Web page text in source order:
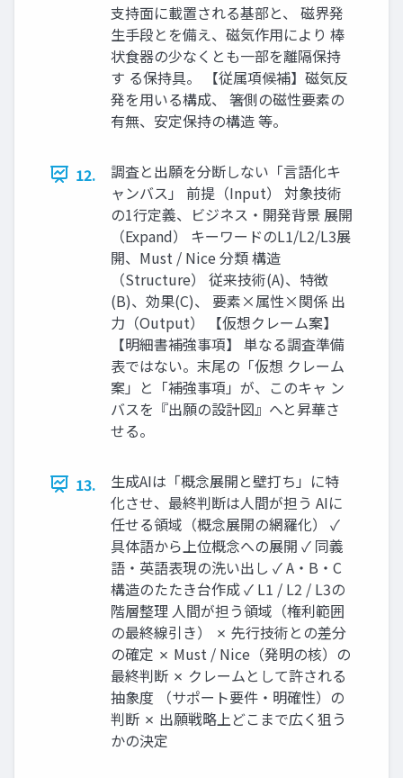
支持面に載置される基部と、 磁界発
生手段とを備え、磁気作用により 棒
状食器の少なくとも一部を離隔保持
す る保持具。 【従属項候補】磁気反
発を用いる構成、 箸側の磁性要素の
有無、安定保持の構造 等。
12.
調査と出願を分断しない「言語化キ
ャンバス」 前提（Input） 対象技術
の1行定義、ビジネス・開発背景 展開
（Expand） キーワードのL1/L2/L3展
開、Must / Nice 分類 構造
（Structure） 従来技術(A)、特徴
(B)、効果(C)、 要素×属性×関係 出
力（Output） 【仮想クレーム案】
【明細書補強事項】 単なる調査準備
表ではない。末尾の「仮想 クレーム
案」と「補強事項」が、このキャ ン
バスを『出願の設計図』へと昇華さ
せる。
13.
生成AIは「概念展開と壁打ち」に特
化させ、最終判断は人間が担う AIに
任せる領域（概念展開の網羅化） ✓
具体語から上位概念への展開 ✓ 同義
語・英語表現の洗い出し ✓ A・B・C
構造のたたき台作成 ✓ L1 / L2 / L3の
階層整理 人間が担う領域（権利範囲
の最終線引き） ✗ 先行技術との差分
の確定 ✗ Must / Nice（発明の核）の
最終判断 ✗ クレームとして許される
抽象度 （サポート要件・明確性）の
判断 ✗ 出願戦略上どこまで広く狙う
かの決定